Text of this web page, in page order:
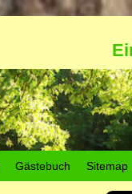
Gästebuch Sitemap